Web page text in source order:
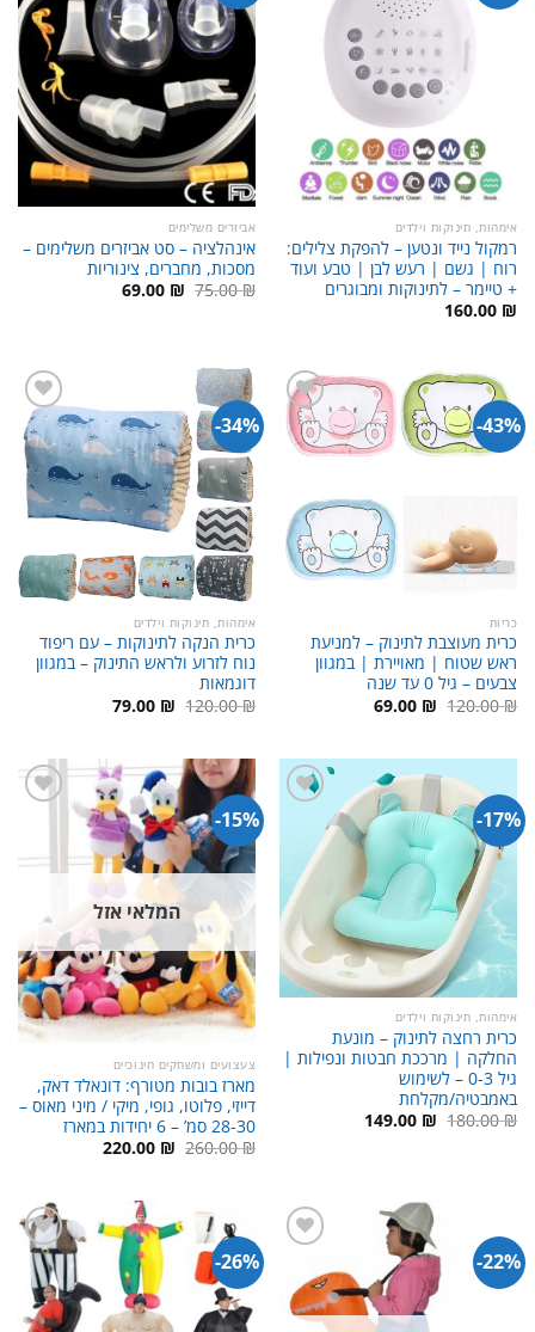
אימהות, תינוקות וילדים
רמקול נייד ונטען – להפקת צלילים:
רוח | גשם | רעש לבן | טבע ועוד
+ טיימר – לתינוקות ומבוגרים
160.00 ₪
אביזרים משלימים
אינהלציה – סט אביזרים משלימים –
מסכות, מחברים, צינוריות
75.00₪ המחיר
המקורי
69.00 ₪ המחיר
43%-
כריות
כרית מעוצבת לתינוק – למניעת
ראש שטוח | מאויירת | במגוון
צבעים – גיל 0 עד שנה
120.00₪ המחיר
המקורי
69.00 ₪ המחיר
34%-
אימהות, תינוקות וילדים
כרית הנקה לתינוקות – עם ריפוד
נוח לזרוע ולראש התינוק – במגוון
דוגמאות
120.00₪ המחיר
המקורי
79.00 ₪ המחיר
הנוכחי
17%-
אימהות, תינוקות וילדים
כרית רחצה לתינוק – מונעת
החלקה | מרככת חבטות ונפילות |
גיל 0-3 – לשימוש
באמבטיה/מקלחת
180.00₪ המחיר149.00 ₪ המחיר
15%-
המלאי אזל
צעצועים ומשחקים חינוכיים
מארז בובות מטורף: דונאלד דאק,
דייזי, פלוטו, גופי, מיקי / מיני מאוס –
28-30 סמ’ – 6 יחידות במארז
260.00₪ המחיר
המקורי
220.00 ₪ המחיר
הנוכחי
22%-
26%-